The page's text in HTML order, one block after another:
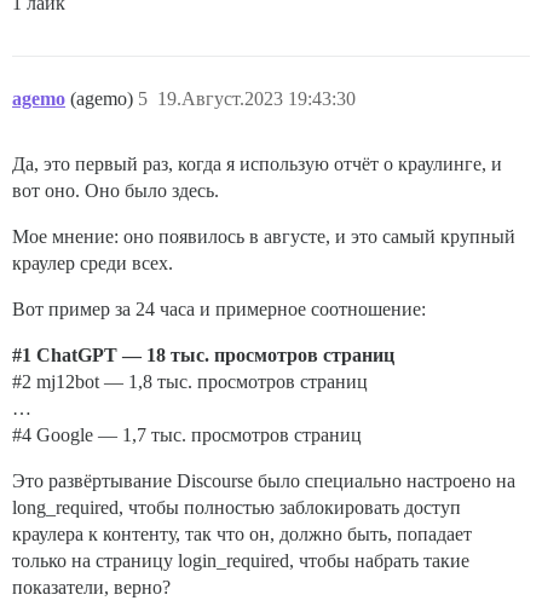
agemo (agemo) 19.Август.2023 19:43:30
5
Да, это первый раз, когда я использую отчёт о краулинге, и
вот оно. Оно было здесь.
Мое мнение: оно появилось в августе, и это самый крупный
краулер среди всех.
Вот пример за 24 часа и примерное соотношение:
#1 ChatGPT — 18 тыс. просмотров страниц
#2 mj12bot — 1,8 тыс. просмотров страниц
…
#4 Google — 1,7 тыс. просмотров страниц
Это развёртывание Discourse было специально настроено на
long_required, чтобы полностью заблокировать доступ
краулера к контенту, так что он, должно быть, попадает
только на страницу login_required, чтобы набрать такие
показатели, верно?